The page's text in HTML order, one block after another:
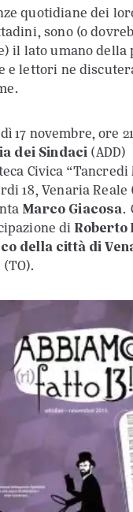
quotidiane dei
sono (o
il lato umano della
e lettori ne
17 novembre, ore 21
dei Sindaci (ADD)
Civica “Tancredi
18, Venaria Reale
Marco Giacosa.
di Roberto
della città di
(TO).